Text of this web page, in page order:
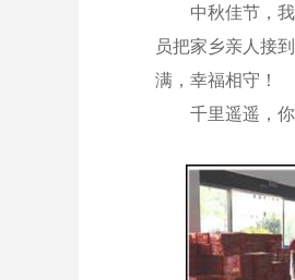
中秋佳节，
员把家乡亲人接
满，幸福相守！
千里遥遥，